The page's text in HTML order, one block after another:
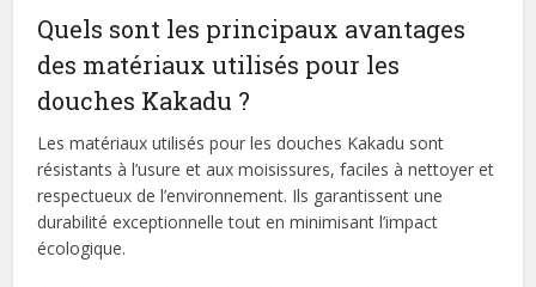
Quels sont les principaux avantages
des matériaux utilisés pour les
douches Kakadu ?
Les matériaux utilisés pour les douches Kakadu sont
résistants à l’usure et aux moisissures, faciles à nettoyer et
respectueux de l’environnement. Ils garantissent une
durabilité exceptionnelle tout en minimisant l’impact
écologique.